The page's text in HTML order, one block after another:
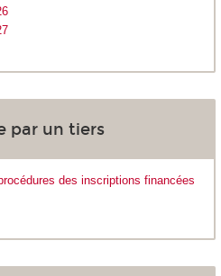
par un tiers
des inscriptions financées